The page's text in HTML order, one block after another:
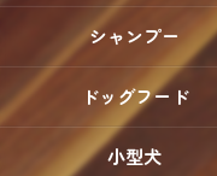
シャンプー
ドッグフード
小型犬